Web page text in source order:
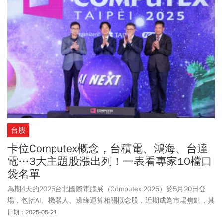
台股
卡位Computex概念，台積電、鴻海、台達
電…3大主題股漲出列！一表看專家10檔口
袋名單
為期4天的2025台北國際電腦展（Computex 2025）於5月20日登
場，包括AI、機器人、邊緣運算相關概念股，近期成為市場焦點，其
中有10檔值得特別留意。
日期：2025-05-21